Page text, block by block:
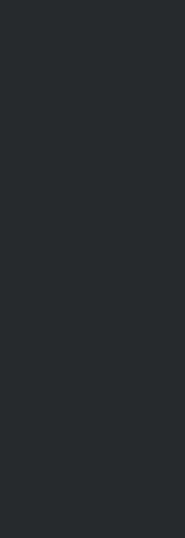
I. TEIL.
II. TEIL.
LUCÄ.
III. TEIL.
MATHÄI.
Es gibt noch
Nur